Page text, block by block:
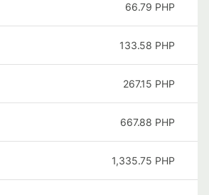
66.79 PHP
133.58 PHP
267.15 PHP
667.88 PHP
1,335.75 PHP